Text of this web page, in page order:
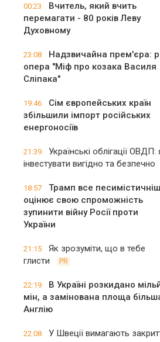
00:23
Вчитель, який вчить
перемагати - 80 років Леву
Духовному
23:08
Надзвичайна прем'єра:
опера "Міф про козака Василя
Сліпака"
19:46
Сім європейських країн
збільшили імпорт російських
енергоносіїв
21:39
Українські облігації ОВДП:
інвестувати вигідно та безпечно
18:57
Трамп все
оцінює свою спроможність
зупинити війну Росії проти
України
21:15
Як зрозуміти, що в тебе
глисти
PR
22:19
В Україні розкидано
мін, а замінована площа
Англію
22:08
У Швеції вимагають